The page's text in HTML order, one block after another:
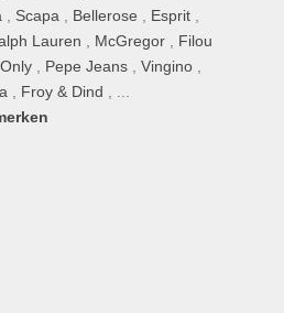
Scapa Bellerose Esprit
Lauren McGregor
Filou
Only Pepe Jeans ,Vingino
Froy & Dind